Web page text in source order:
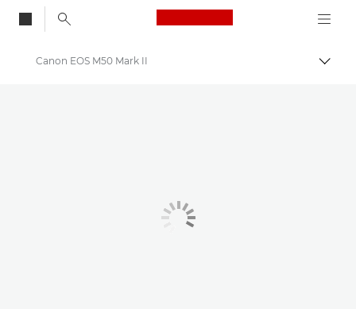
Canon Logo, back
Skift
Canon EOS M50 Mark II